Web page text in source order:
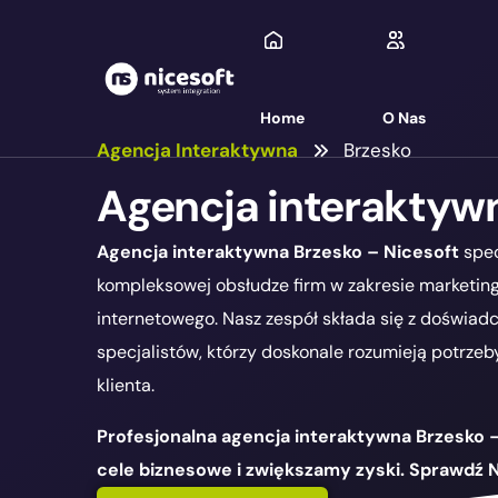
Home O Nas
Agencja Interaktywna Brzesko
Agencja
Agencja interaktywna Brzesko – Nicesoft
kompleksowej obsłudze firm w zakresie
internetowego. Nasz zespół składa się z
specjalistów, którzy doskonale rozumieją
klienta.
Profesjonalna agencja interaktywna Brzesko
cele biznesowe i zwiększamy zyski. Sprawdź